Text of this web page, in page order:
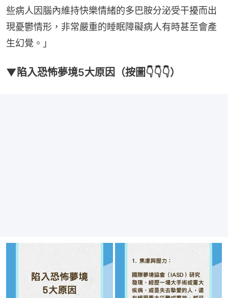
些病人因腦內維持快樂情緒的多巴胺分泌受干擾而出
現憂鬱情形，非常嚴重的睡眠障礙病人有時甚至會產
生幻覺。」
▼陷入恐怖夢境5大原因（按圖👇👇👇）